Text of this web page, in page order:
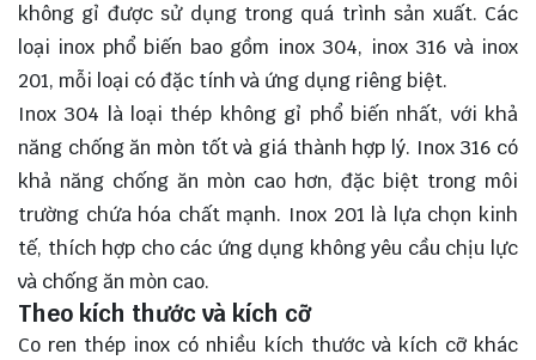
không gỉ được sử dụng trong quá trình sản xuất. Các
loại inox phổ biến bao gồm inox 304, inox 316 và inox
201, mỗi loại có đặc tính và ứng dụng riêng biệt.
Inox 304 là loại thép không gỉ phổ biến nhất, với khả
năng chống ăn mòn tốt và giá thành hợp lý. Inox 316 có
khả năng chống ăn mòn cao hơn, đặc biệt trong môi
trường chứa hóa chất mạnh. Inox 201 là lựa chọn kinh
tế, thích hợp cho các ứng dụng không yêu cầu chịu lực
và chống ăn mòn cao.
Theo kích thước và kích cỡ
Co ren thép inox có nhiều kích thước và kích cỡ khác